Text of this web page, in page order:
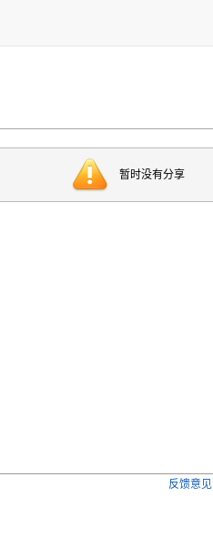
暂时没有分享
反馈意见